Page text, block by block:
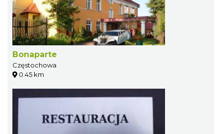
Bonaparte
Częstochowa
0.45 km